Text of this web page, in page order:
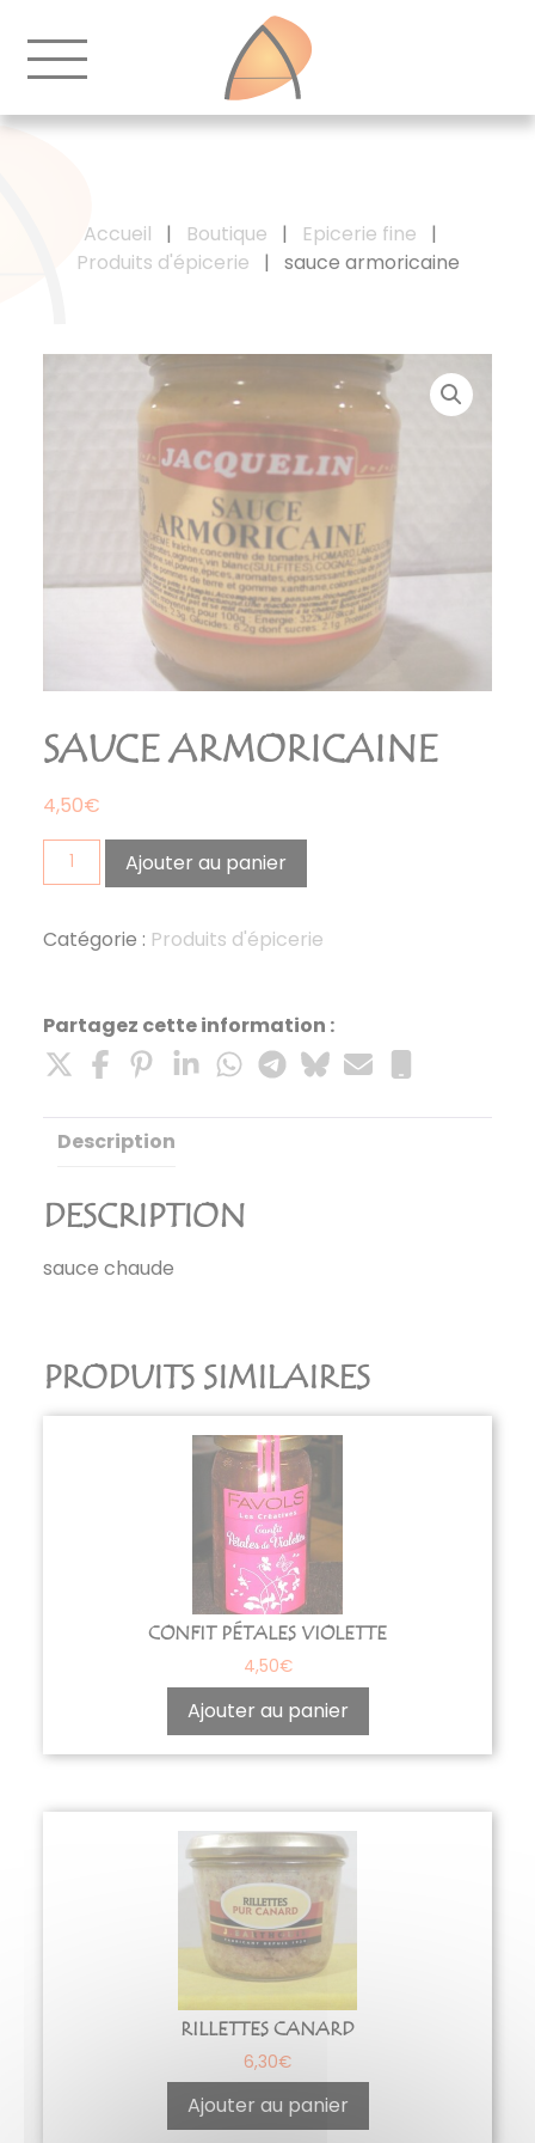
Accueil | Boutique | Epicerie fine
|
Produits d'épicerie
| sauce armoricaine
SAUCE ARMORICAINE
4,50€
quantité
de
armoricaine
Ajouter au panier
Catégorie : Produits d'épicerie
Partagez cette information :
Description
DESCRIPTION
sauce chaude
PRODUITS SIMILAIRES
CONFIT PÉTALES VIOLETTE
4,50€
Ajouter au panier
RILLETTES CANARD
6,30€
Ajouter au panier